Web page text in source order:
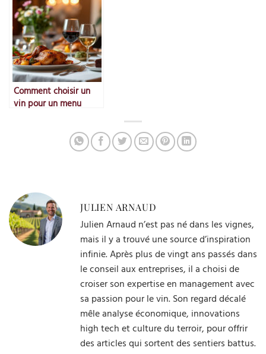
Comment choisir un
vin pour un menu
JULIEN ARNAUD
Julien Arnaud n’est pas né dans les vignes,
mais il y a trouvé une source d’inspiration
infinie. Après plus de vingt ans passés dans
le conseil aux entreprises, il a choisi de
croiser son expertise en management avec
sa passion pour le vin. Son regard décalé
mêle analyse économique, innovations
high tech et culture du terroir, pour offrir
des articles qui sortent des sentiers battus.